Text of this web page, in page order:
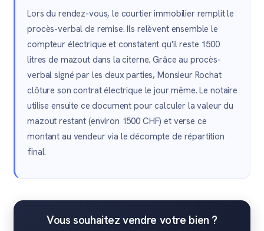
Lors du rendez-vous, le courtier immobilier remplit le
procès-verbal de remise. Ils relèvent ensemble le
compteur électrique et constatent qu'il reste 1500
litres de mazout dans la citerne. Grâce au procès-
verbal signé par les deux parties, Monsieur Rochat
clôture son contrat électrique le jour même. Le notaire
utilise ensuite ce document pour calculer la valeur du
mazout restant (environ 1500 CHF) et verse ce
montant au vendeur via le décompte de répartition
final.
Vous souhaitez vendre votre bien ?